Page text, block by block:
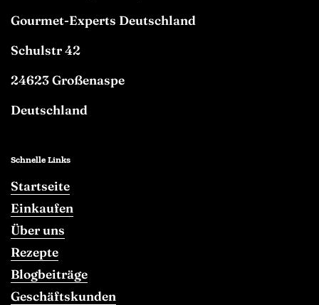
Gourmet-Experts Deutschland
Schulstr 42
24623 Großenaspe
Deutschland
Schnelle Links
Startseite
Einkaufen
Über uns
Rezepte
Blogbeiträge
Geschäftskunden